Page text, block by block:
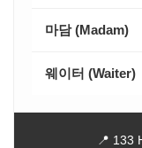
마담 (Madam)
웨이터 (Waiter)
📍 133